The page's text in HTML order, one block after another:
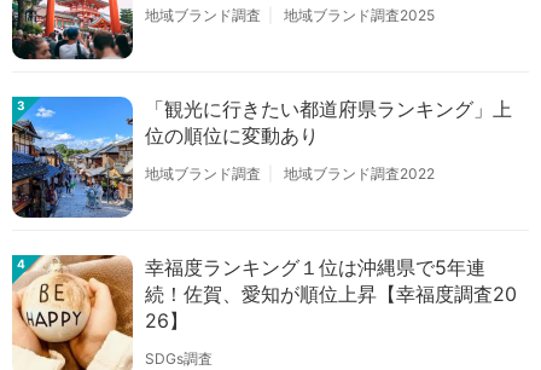
地域ブランド調査 地域ブランド調査2025
3
「観光に行きたい都道府県ランキング」上
位の順位に変動あり
地域ブランド調査 地域ブランド調査2022
4
幸福度ランキング１位は沖縄県で5年連
続！佐賀、愛知が順位上昇【幸福度調査20
26】
SDGs調査